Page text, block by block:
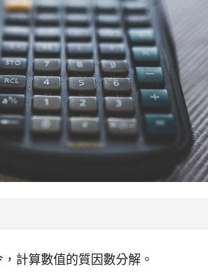
，計算數值的質因數分解。